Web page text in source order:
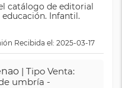
catálogo de editorial
Infantil.
Recibida el: 2025-03-17
| Tipo Venta:
umbría -